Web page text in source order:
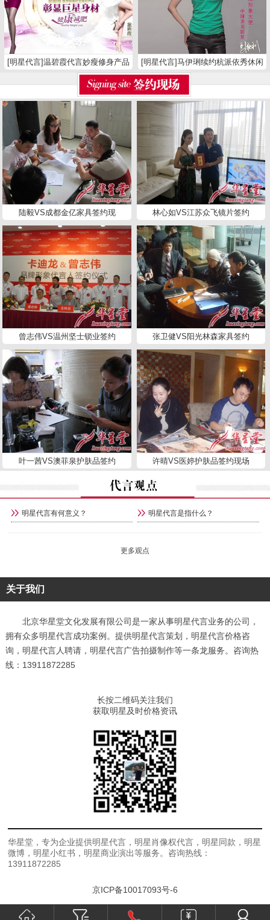
[明星代言]温碧霞代言妙瘦修身产品
[明星代言]马伊琍续约杭派依秀休闲
陆毅VS成都金亿家具签约现 林心如VS江苏众飞镜片签约
曾志伟VS温州坚士锁业签约 张卫健VS阳光林森家具签约
叶一茜VS澳菲泉护肤品签约 许晴VS医婷护肤品签约现场
明星代言有何意义？ 明星代言是指什么？
更多观点
关于我们
北京华星堂文化发展有限公司是一家从事明星代言业务的公司，
拥有众多明星代言成功案例。提供明星代言策划，明星代言价格咨
询，明星代言人聘请，明星代言广告拍摄制作等一条龙服务。咨询热
线：13911872285
长按二维码关注我们
获取明星及时价格资讯
华星堂，专为企业提供明星代言，明星肖像权代言，明星同款，明星
微博，明星小红书，明星商业演出等服务。咨询热线：
13911872285
京ICP备10017093号-6